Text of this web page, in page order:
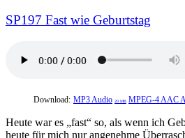
SP197 Fast wie Geburtstag
Download: MP3 Audio 20 MB MPEG-4 AAC
Heute war es „fast“ so, als wenn ich
heute für mich nur angenehme